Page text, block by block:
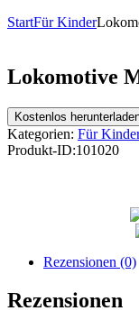
StartFür Kinder
Lokomotive
Kostenlos
Kategorien: Für Kinder
Produkt-ID:101020
Rezensionen (0)
Rezensionen